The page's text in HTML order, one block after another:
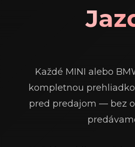
Každé MINI alebo
kompletnou
pred predajom — bez